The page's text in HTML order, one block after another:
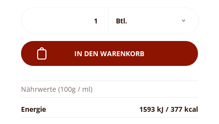
IN DEN WARENKORB
Nährwerte (100g / ml)
Energie 1593 kJ / 377 kcal